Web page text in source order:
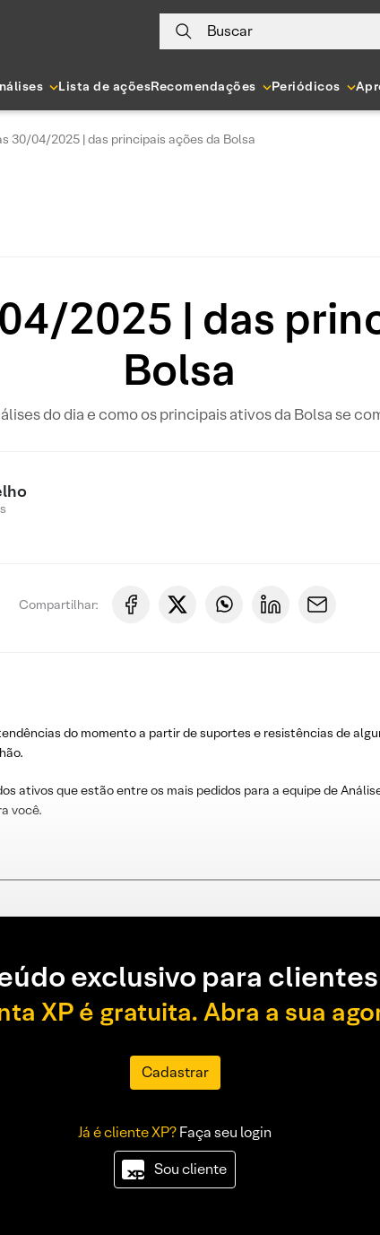
Buscar
Lista de açõesRecomendações Periódicos
30/04/2025 | das principais ações da Bolsa
2025 | das
Bolsa
do dia e como os principais ativos da Bolsa se
Compartilhar:
do momento a partir de suportes e resistências de
ativos que estão entre os mais pedidos para a equipe de
você.
exclusivo para
XP é gratuita. Abra a sua
Cadastrar
Já é cliente XP?Faça seu login
Sou cliente